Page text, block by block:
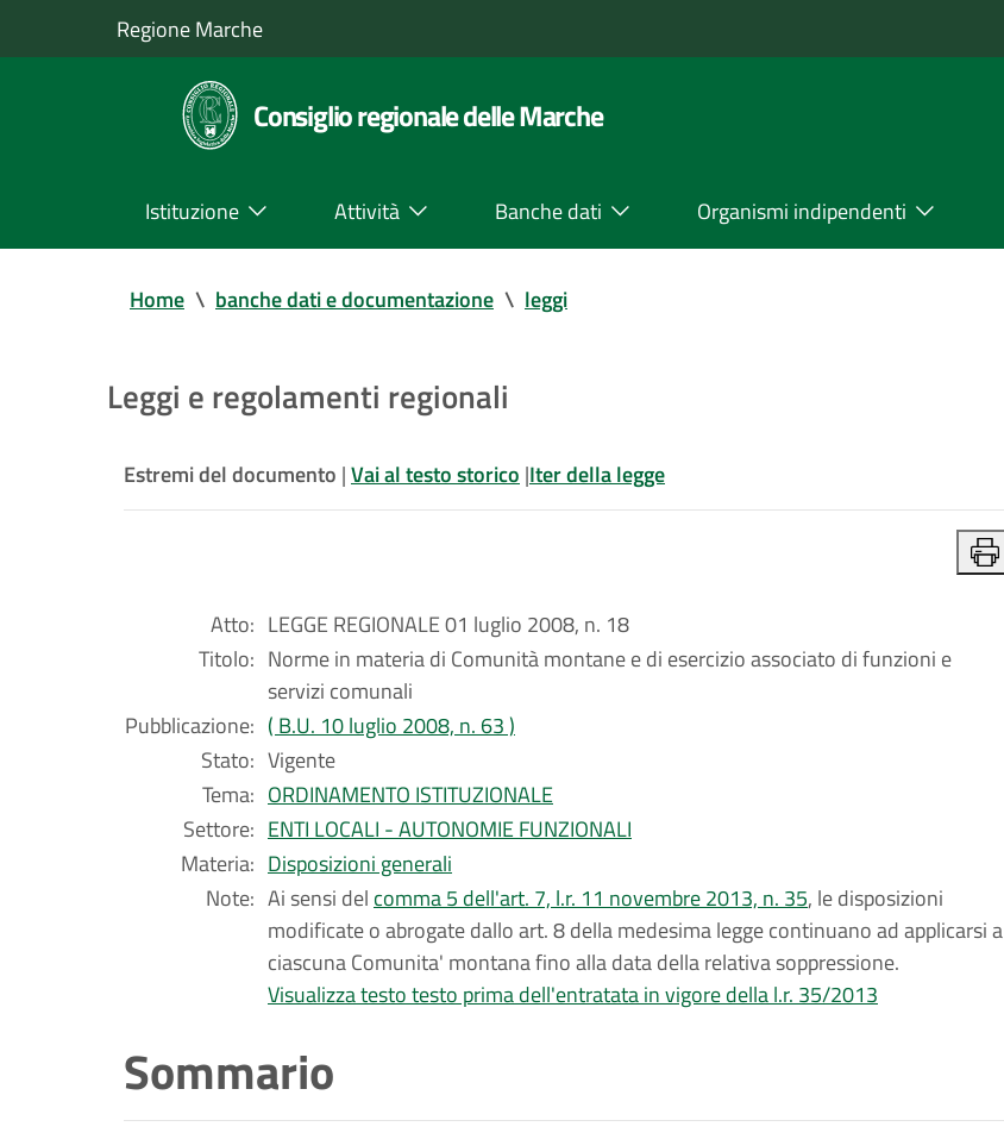
Regione Marche
Consiglio regionale delle Marche
Istituzione Attività Banche dati Organismi indipendenti
Home \ banche dati e documentazione \ leggi
Leggi e regolamenti regionali
Estremi del documento |Vai al testo storico |Iter della legge
Atto: LEGGE REGIONALE 01 luglio 2008, n. 18
Titolo: Norme in materia di Comunità montane e di esercizio associato di funzioni e
servizi comunali
Pubblicazione: ( B.U. 10 luglio 2008, n. 63 )
Stato: Vigente
Tema: ORDINAMENTO ISTITUZIONALE
Settore: ENTI LOCALI - AUTONOMIE FUNZIONALI
Materia: Disposizioni generali
Note: Ai sensi del comma 5 dell'art. 7, l.r. 11 novembre 2013, n. 35, le disposizioni
modificate o abrogate dallo art. 8 della medesima legge continuano ad applicarsi a
ciascuna Comunita' montana fino alla data della relativa soppressione.
Visualizza testo testo prima dell'entratata in vigore della l.r. 35/2013
Sommario